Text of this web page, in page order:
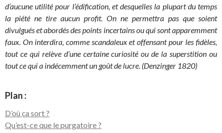
d’aucune utilité pour l’édification, et desquelles la plupart du temps
la piété ne tire aucun profit. On ne permettra pas que soient
divulgués et abordés des points incertains ou qui sont apparemment
faux. On interdira, comme scandaleux et offensant pour les fidèles,
tout ce qui relève d’une certaine curiosité ou de la superstition ou
tout ce qui a indécemment un goût de lucre. (Denzinger 1820)
Plan :
D’où ça sort ?
Qu’est-ce que le purgatoire ?